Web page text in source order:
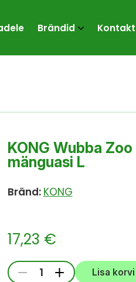
Brändid Kontakt
KONG Wubba
mänguasi L
Bränd: KONG
17,23 €
-
KONG
+ Lisa korvi